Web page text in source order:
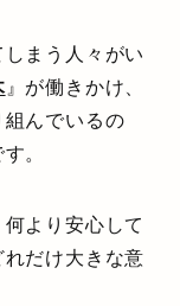
まう人々がい
』が働きかけ、
んでいるの
。
より安心して
だけ大きな意